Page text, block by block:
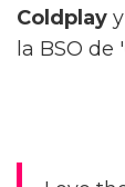
Coldplay
la BSO de '